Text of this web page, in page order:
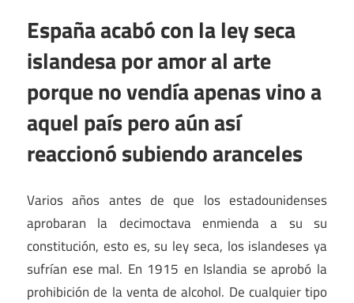
España acabó con la ley seca
islandesa por amor al arte
porque no vendía apenas vino a
aquel país pero aún así
reaccionó subiendo aranceles
Varios años antes de que los estadounidenses
aprobaran la decimoctava enmienda a su su
constitución, esto es, su ley seca, los islandeses ya
sufrían ese mal. En 1915 en Islandia se aprobó la
prohibición de la venta de alcohol. De cualquier tipo